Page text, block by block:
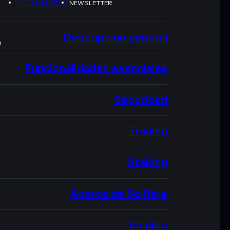
KIT DE MARCANEWSLETTER
Descripción general
Funcionalidades esenciales
Seguridad
Trading
Staking
Acerca de Solflare
Empleo